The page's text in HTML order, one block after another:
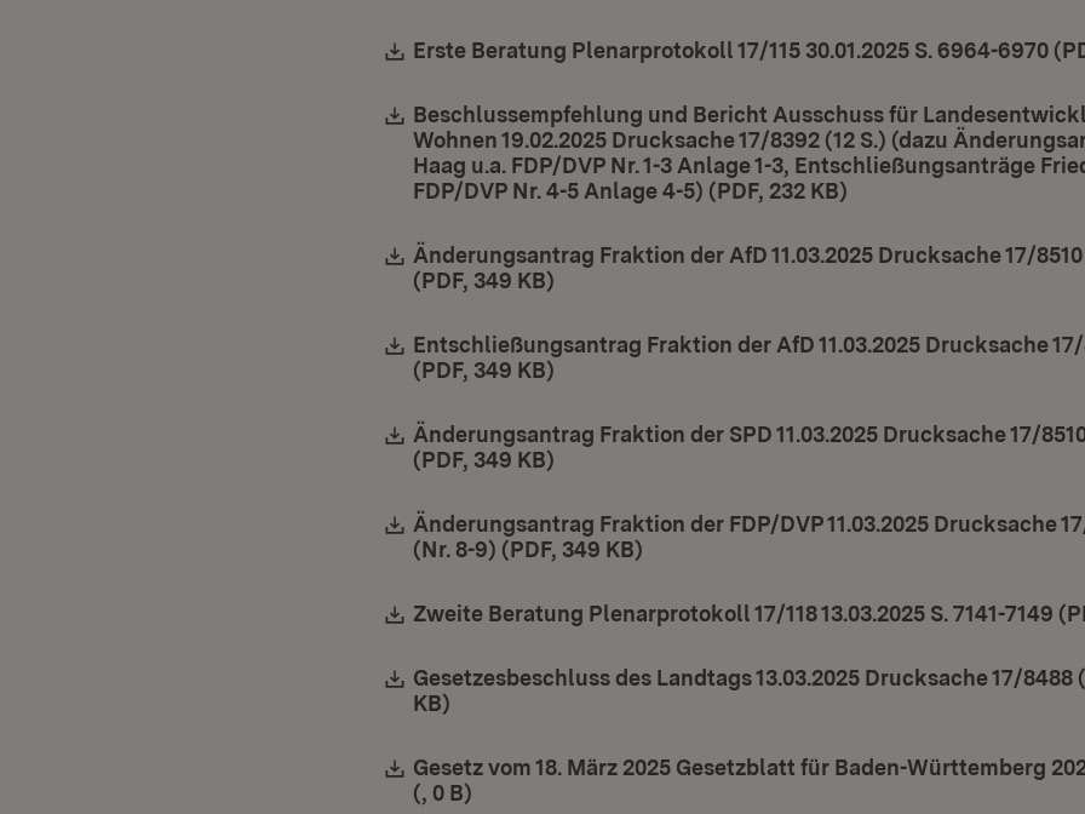
Download:
Erste Beratung Plenarprotokoll 17/115 30.01.2025 S. 6964-6970
Download:
Beschlussempfehlung und Bericht Ausschuss für
Wohnen 19.02.2025 Drucksache 17/8392 (12 S.) (dazu
Haag u.a. FDP/DVP Nr. 1-3 Anlage 1-3, Entschließungsanträge
FDP/DVP Nr. 4-5 Anlage 4-5) (PDF, 232 KB)
Download:
Änderungsantrag Fraktion der AfD 11.03.2025 Drucksache 17/8510
(PDF, 349 KB)
Download:
Entschließungsantrag Fraktion der AfD 11.03.2025 Drucksache 17/
(PDF, 349 KB)
Download:
Änderungsantrag Fraktion der SPD 11.03.2025 Drucksache 17/
(PDF, 349 KB)
Download:
Änderungsantrag Fraktion der FDP/DVP 11.03.2025 Drucksache
(Nr. 8-9) (PDF, 349 KB)
Download:
Zweite Beratung Plenarprotokoll 17/118 13.03.2025 S. 7141-7149
Download:
Gesetzesbeschluss des Landtags 13.03.2025 Drucksache 17/8488
KB)
Download:
Gesetz vom 18. März 2025 Gesetzblatt für Baden-Württemberg
(, 0 B)